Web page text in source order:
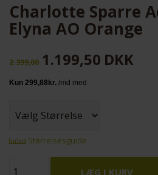
Charlotte Sparre
Elyna AO Orange
2.399,00 1.199,50 DKK
Størrelsesguide